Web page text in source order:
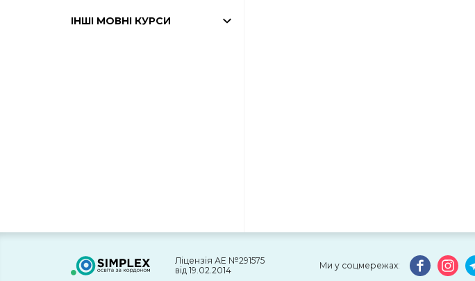
ІНШІ МОВНІ КУРСИ
Ліцензія АЕ №291575
від 19.02.2014
Ми у соцмережах: